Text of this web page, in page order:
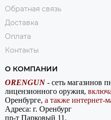
Обратная связь
Доставка
Оплата
Контакты
О КОМПАНИИ
ORENGUN - сеть магазинов
лицензионного оружия,
Оренбурге, а также интернет-
Адреса: г. Оренбург
пр-т Парковый 11,